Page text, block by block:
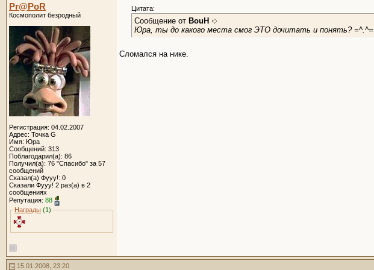
Pr@PoR
Космополит безродный
Регистрация: 04.02.2007
Адрес: Точка G
Имя: Юра
Сообщений: 313
Поблагодарил(а): 86
Получил(а): 76 "Спасибо" за 57
сообщений
Сказал(а) Фууу!: 0
Сказали Фууу! 2 раз(а) в 2
сообщениях
Репутация: 88
Награды (1)
Цитата:
Сообщение от BouH
Юра, ты до какого места смог ЭТО дочитать и понять? =^.^=
Сломался на нике.
15.01.2008, 23:20